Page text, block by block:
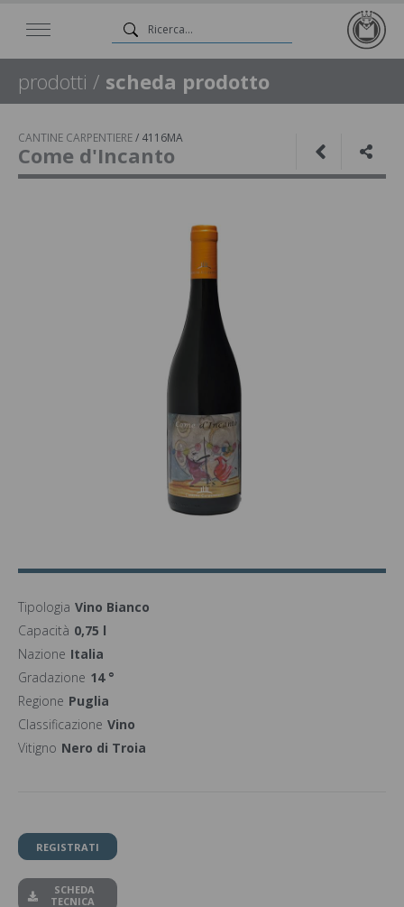
prodotti / scheda prodotto
CANTINE CARPENTIERE/ 4116MA
Come d'Incanto
Tipologia Vino Bianco
Capacità 0,75 l
Nazione Italia
Gradazione 14 °
Regione Puglia
Classificazione Vino
Vitigno Nero di Troia
REGISTRATI
SCHEDA
TECNICA